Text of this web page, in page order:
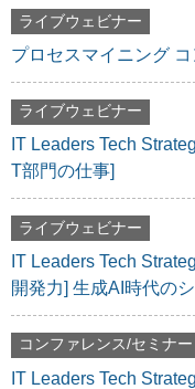
ライブウェビナー
プロセスマイニング
ライブウェビナー
IT Leaders Tech
T部門の仕事]
ライブウェビナー
IT Leaders Tech
開発力] 生成AI時代の
コンファレンス/セミナー
IT Leaders Tech